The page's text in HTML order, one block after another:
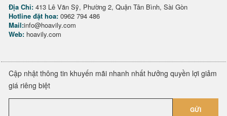
Địa Chỉ: 413 Lê Văn Sỹ, Phường 2, Quận Tân Bình, Sài Gòn
Hotline đặt hoa: 0962 794 486
Mail:info@hoavily.com
Web: hoavily.com
Cập nhật thông tin khuyến mãi nhanh nhất hưởng quyền lợi giảm
giá riêng biệt
GỬI